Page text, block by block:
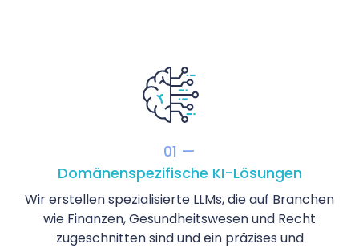
01 —
Domänenspezifische KI-Lösungen
Wir erstellen spezialisierte LLMs, die auf Branchen
wie Finanzen, Gesundheitswesen und Recht
zugeschnitten sind und ein präzises und